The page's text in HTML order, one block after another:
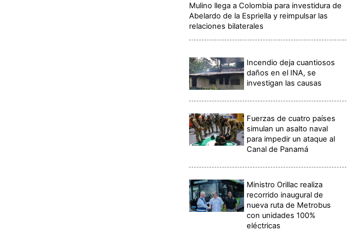
Mulino llega a Colombia para investidura de
Abelardo de la Espriella y reimpulsar las
relaciones bilaterales
Incendio deja cuantiosos
daños en el INA, se
investigan las causas
Fuerzas de cuatro países
simulan un asalto naval
para impedir un ataque al
Canal de Panamá
Ministro Orillac realiza
recorrido inaugural de
nueva ruta de Metrobus
con unidades 100%
eléctricas